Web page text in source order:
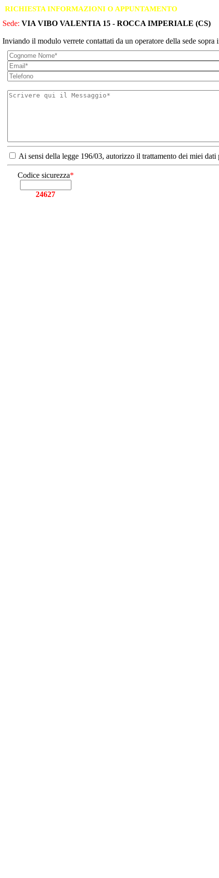
RICHIESTA INFORMAZIONI O APPUNTAMENTO
Sede: VIA VIBO VALENTIA 15 - ROCCA IMPERIALE (CS)
Inviando il modulo verrete contattati da un operatore della sede sopra
Ai sensi della legge 196/03, autorizzo il trattamento dei miei
Codice sicurezza*
24627